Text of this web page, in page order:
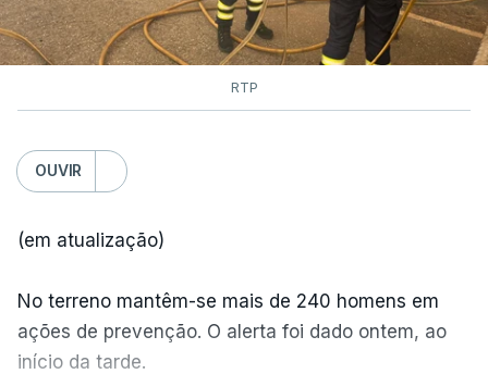
RTP
OUVIR
(em atualização)
No terreno mantêm-se mais de 240 homens em
ações de prevenção. O alerta foi dado ontem, ao
início da tarde.